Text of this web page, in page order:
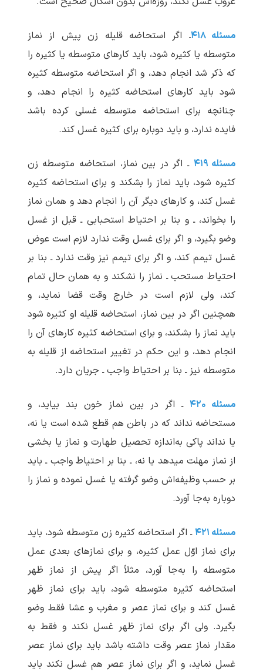
مسئله ۴۱۸
ـ اگر استحاضه قلیله زن پیش از نماز
متوسطه یا کثیره شود، باید کارهای متوسطه یا کثیره را
که ذکر شد انجام دهد، و اگر استحاضه متوسطه کثیره
شود باید کارهای استحاضه کثیره را انجام دهد، و
چنانچه برای استحاضه متوسطه غسلی کرده باشد
فایده ندارد، و باید دوباره برای کثیره غسل کند.
مسئله ۴۱۹
ـ اگر در بین نماز، استحاضه متوسطه زن
کثیره شود، باید نماز را بشکند و برای استحاضه کثیره
غسل کند، و کارهای دیگر آن را انجام دهد و همان نماز
را بخواند، ـ و بنا بر احتیاط استحبابی ـ قبل از غسل
وضو بگیرد، و اگر برای غسل وقت ندارد لازم است عوض
غسل تیمم کند، و اگر برای تیمم نیز وقت ندارد ـ بنا بر
احتیاط مستحب ـ نماز را نشکند و به همان حال تمام
کند، ولی لازم است در خارج وقت قضا نماید، و
همچنین اگر در بین نماز، استحاضه قلیله او کثیره شود
باید نماز را بشکند، و برای استحاضه کثیره کارهای آن را
انجام دهد، و این حکم در تغییر استحاضه از قلیله به
متوسطه نیز ـ بنا بر احتیاط واجب ـ جریان دارد.
مسئله ۴۲۰
ـ اگر در بین نماز خون بند بیاید، و
مستحاضه نداند که در باطن هم قطع شده است یا نه،
یا نداند پاکی به‌اندازه تحصیل طهارت و نماز یا بخشی
از نماز مهلت می‏دهد یا نه، ـ بنا بر احتیاط واجب ـ باید
بر حسب وظیفه‌اش وضو گرفته یا غسل نموده و نماز را
دوباره به‌جا آورد.
مسئله ۴۲۱
ـ اگر استحاضه کثیره زن متوسطه شود، باید
برای نماز اوّل عمل کثیره، و برای نمازهای بعدی عمل
متوسطه را به‌جا آورد، مثلاً اگر پیش از نماز ظهر
استحاضه کثیره متوسطه شود، باید برای نماز ظهر
غسل کند و برای نماز عصر و مغرب و عشا فقط وضو
بگیرد. ولی اگر برای نماز ظهر غسل نکند و فقط به
مقدار نماز عصر وقت داشته باشد باید برای نماز عصر
غسل نماید، و اگر برای نماز عصر هم غسل نکند باید